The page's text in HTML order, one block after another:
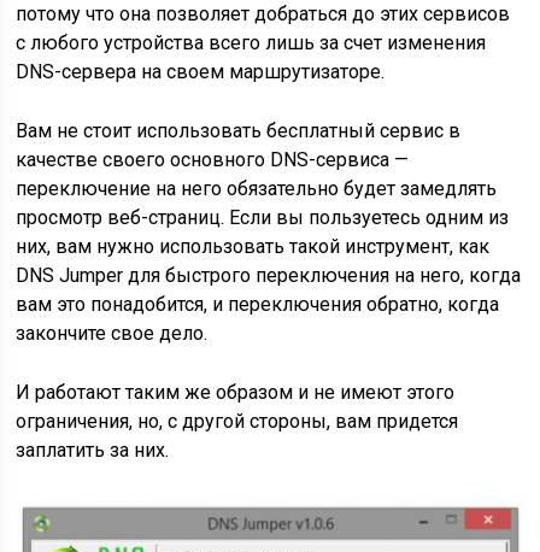
потому что она позволяет добраться до этих сервисов
с любого устройства всего лишь за счет изменения
DNS-сервера на своем маршрутизаторе.
Вам не стоит использовать бесплатный сервис в
качестве своего основного DNS-сервиса —
переключение на него обязательно будет замедлять
просмотр веб-страниц. Если вы пользуетесь одним из
них, вам нужно использовать такой инструмент, как
DNS Jumper для быстрого переключения на него, когда
вам это понадобится, и переключения обратно, когда
закончите свое дело.
И работают таким же образом и не имеют этого
ограничения, но, с другой стороны, вам придется
заплатить за них.